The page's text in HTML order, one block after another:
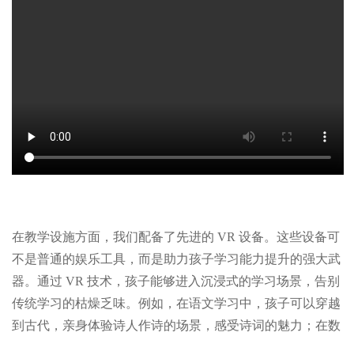
在教学设施方面，我们配备了先进的 VR 设备。这些设备可
不是普通的娱乐工具，而是助力孩子学习能力提升的强大武
器。通过 VR 技术，孩子能够进入沉浸式的学习场景，告别
传统学习的枯燥乏味。例如，在语文学习中，孩子可以穿越
到古代，亲身体验诗人作诗的场景，感受诗词的魅力；在数